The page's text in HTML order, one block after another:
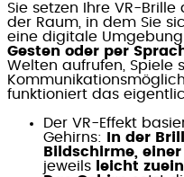
Sie setzen Ihre VR-
der Raum, in dem Sie
eine digitale Umgebung
Gesten oder per
Welten aufrufen, Spiele
funktioniert das
Der VR-Effekt
Gehirns:
In der
Bildschirme,
jeweils
leicht